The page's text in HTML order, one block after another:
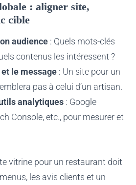
: aligner site,
cible
audience : Quels mots-clés
contenus les intéressent ?
le message : Un site pour un
pas à celui d’un artisan.
analytiques : Google
Console, etc., pour mesurer et
vitrine pour un restaurant doit
les avis clients et un